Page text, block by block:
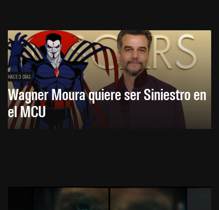
HACE 3 DÍAS
Wagner Moura quiere ser Siniestro en
el MCU